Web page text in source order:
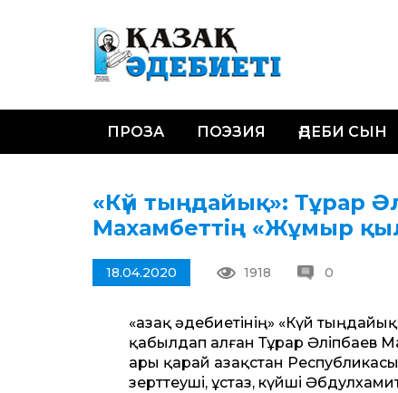
ПРОЗА ПОЭЗИЯ ӘДЕБИ СЫН
«Күй тыңдайық»: Тұрар
Махамбеттің «Жұмыр
18.04.2020 1918 0
«Қазақ әдебиетінің» «Күй
қабылдап алған Тұрар Әліпбаев
ары қарай Қазақстан
зерттеуші, ұстаз, күйші